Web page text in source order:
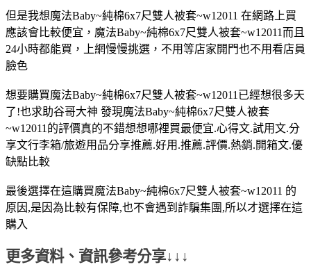
但是我想魔法Baby~純棉6x7尺雙人被套~w12011 在網路上買
應該會比較便宜，魔法Baby~純棉6x7尺雙人被套~w12011而且
24小時都能買，上網慢慢挑選，不用等店家開門也不用看店員
臉色
想要購買魔法Baby~純棉6x7尺雙人被套~w12011已經想很多天
了!也求助谷哥大神 發現魔法Baby~純棉6x7尺雙人被套
~w12011的評價真的不錯想想哪裡買最便宜.心得文.試用文.分
享文行李箱/旅遊用品分享推薦.好用.推薦.評價.熱銷.開箱文.優
缺點比較
最後選擇在這購買魔法Baby~純棉6x7尺雙人被套~w12011 的
原因,是因為比較有保障,也不會遇到詐騙集團,所以才選擇在這
購入
更多資料、資訊參考分享↓↓↓